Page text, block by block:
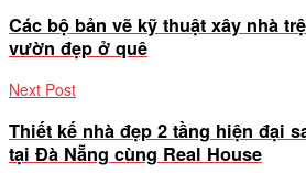
Các bộ bản vẽ kỹ thuật xây nhà
vườn đẹp ở quê
Next Post
Thiết kế nhà đẹp 2 tầng hiện đại
tại Đà Nẵng cùng Real House